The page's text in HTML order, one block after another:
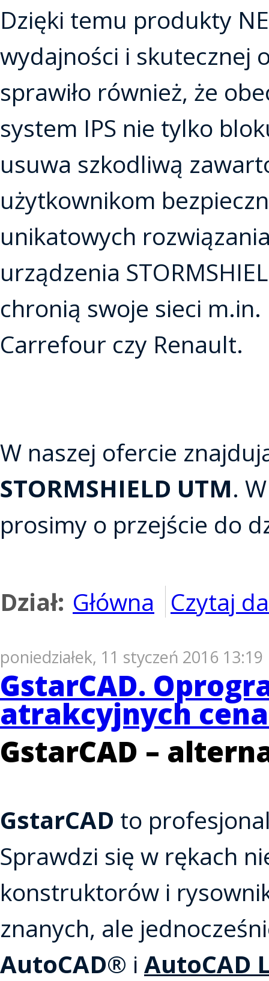
Dzięki temu produkty
wydajności i skutecznej
sprawiło również, że
system IPS nie tylko
usuwa szkodliwą
użytkownikom
unikatowych
urządzenia
chronią swoje sieci
Carrefour czy Renault.
W naszej ofercie
STORMSHIELD UTM.
prosimy o przejście do
Dział: Główna Czytaj
poniedziałek, 11 styczeń 2016 13:19
GstarCAD.
atrakcyjnych
GstarCAD –
GstarCAD to
Sprawdzi się w rękach
konstruktorów i
znanych, ale
AutoCAD® i AutoCAD